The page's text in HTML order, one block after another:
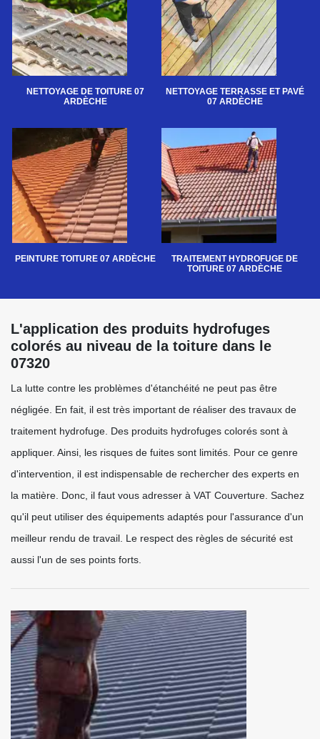
NETTOYAGE DE TOITURE 07
ARDÈCHE
NETTOYAGE TERRASSE ET PAVÉ
07 ARDÈCHE
PEINTURE TOITURE 07 ARDÈCHE
TRAITEMENT HYDROFUGE DE
TOITURE 07 ARDÈCHE
L'application des produits hydrofuges
colorés au niveau de la toiture dans le
07320
La lutte contre les problèmes d'étanchéité ne peut pas être
négligée. En fait, il est très important de réaliser des travaux de
traitement hydrofuge. Des produits hydrofuges colorés sont à
appliquer. Ainsi, les risques de fuites sont limités. Pour ce genre
d'intervention, il est indispensable de rechercher des experts en
la matière. Donc, il faut vous adresser à VAT Couverture. Sachez
qu'il peut utiliser des équipements adaptés pour l'assurance d'un
meilleur rendu de travail. Le respect des règles de sécurité est
aussi l'un de ses points forts.